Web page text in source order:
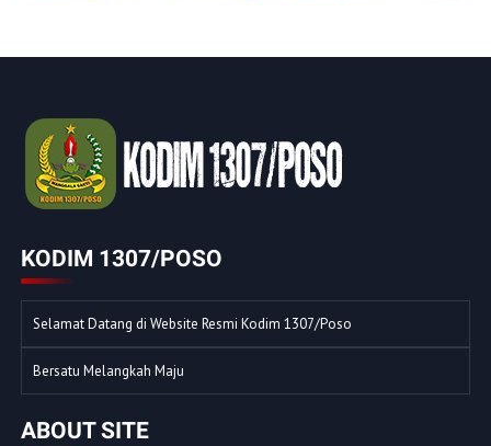
KODIM 1307/POSO
Selamat Datang di Website Resmi Kodim 1307/Poso
Bersatu Melangkah Maju
ABOUT SITE